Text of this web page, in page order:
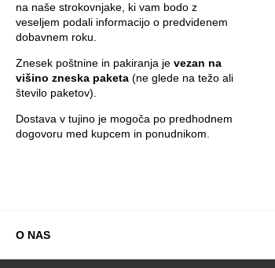
na naše strokovnjake, ki vam bodo z
veseljem podali informacijo o predvidenem
dobavnem roku.
Znesek poštnine in pakiranja je vezan na
višino zneska paketa (ne glede na težo ali
število paketov).
Dostava v tujino je mogoča po predhodnem
dogovoru med kupcem in ponudnikom.
O NAS